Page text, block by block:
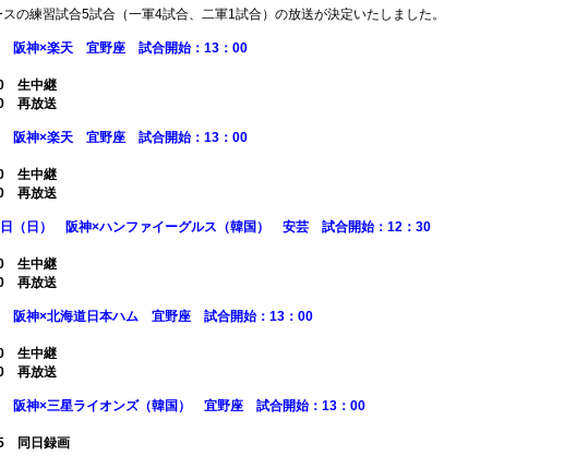
の練習試合5試合（一軍4試合、二軍1試合）の放送が決定いたしました。
阪神×楽天 宜野座 試合開始：13：00
生中継
再放送
阪神×楽天 宜野座 試合開始：13：00
生中継
再放送
（日） 阪神×ハンファイーグルス（韓国） 安芸 試合開始：12：30
生中継
再放送
阪神×北海道日本ハム 宜野座 試合開始：13：00
生中継
再放送
神×三星ライオンズ（韓国） 宜野座 試合開始：13：00
同日録画